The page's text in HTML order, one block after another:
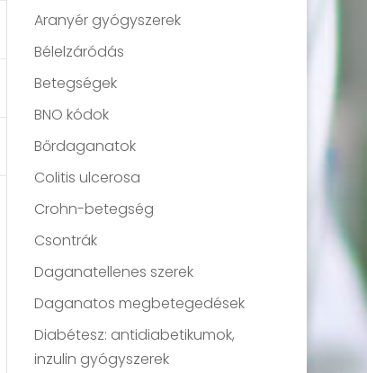
Aranyér gyógyszerek
Bélelzáródás
Betegségek
BNO kódok
Bőrdaganatok
Colitis ulcerosa
Crohn-betegség
Csontrák
Daganatellenes szerek
Daganatos megbetegedések
Diabétesz: antidiabetikumok,
inzulin gyógyszerek